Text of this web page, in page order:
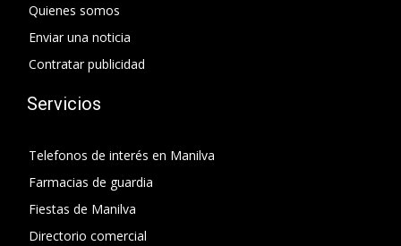
Quienes somos
Enviar una noticia
Contratar publicidad
Servicios
Telefonos de interés en Manilva
Farmacias de guardia
Fiestas de Manilva
Directorio comercial